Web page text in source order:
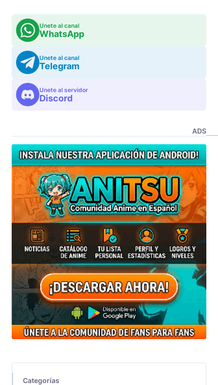
Unete al canal
WhatsApp
Unete al canal
Telegram
Unete al servidor
Discord
ADS
Categorías